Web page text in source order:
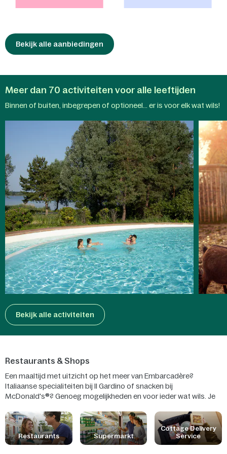
fietstocht in het zonovergoten
landschap. Met deNature Discovery-
Appverandert elke stap in een
natuurlijke wonderen van het park.
Bekijk alle aanbiedingen
Meer dan 70 activiteiten voor alle leeftijden
Binnen of buiten, inbegrepen of optioneel... er is voor elk wat wils!
Aqua
Bekijk alle activiteiten
Restaurants & Shops
Een maaltijd met uitzicht op het meer van Embarcadère?
Italiaanse specialiteiten bij II Gardino of snacken bij
McDonald's®? Genoeg mogelijkheden en voor ieder wat wils. Je
thuisbezorgservice en boodschappen doen in onze winkels.
Restaurants Supermarkt
Cottage Delivery
Service